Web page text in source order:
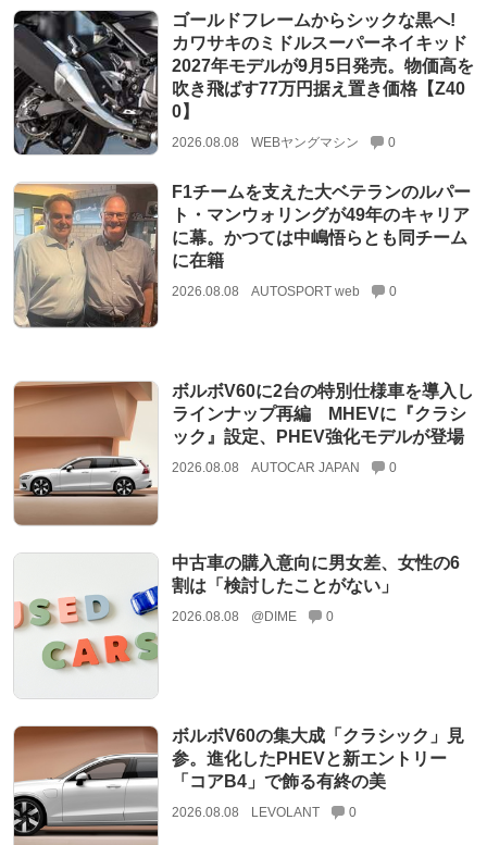
ゴールドフレームからシックな黒へ!
カワサキのミドルスーパーネイキッド
2027年モデルが9月5日発売。物価高を
吹き飛ばす77万円据え置き価格【Z40
0】
2026.08.08 WEBヤングマシン 0
F1チームを支えた大ベテランのルパー
ト・マンウォリングが49年のキャリア
に幕。かつては中嶋悟らとも同チーム
に在籍
2026.08.08 AUTOSPORT web 0
ボルボV60に2台の特別仕様車を導入し
ラインナップ再編 MHEVに『クラシ
ック』設定、PHEV強化モデルが登場
2026.08.08 AUTOCAR JAPAN 0
中古車の購入意向に男女差、女性の6
割は「検討したことがない」
2026.08.08 @DIME 0
ボルボV60の集大成「クラシック」見
参。進化したPHEVと新エントリー
「コアB4」で飾る有終の美
2026.08.08 LEVOLANT 0